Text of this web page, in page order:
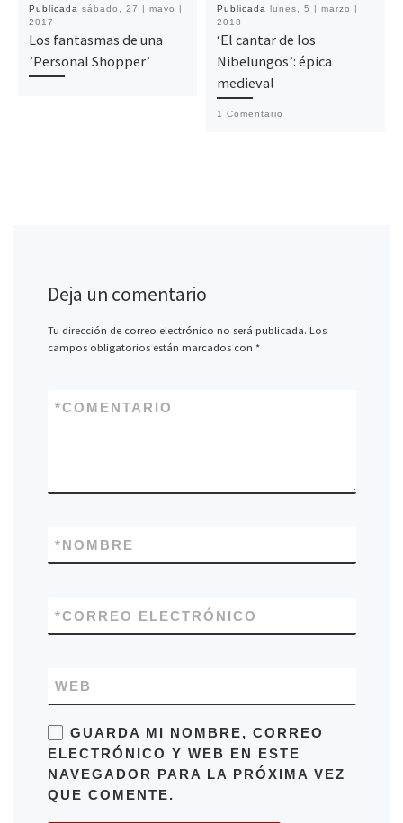
Publicada sábado, 27 | mayo |
2017
Los fantasmas de una
’Personal Shopper’
Publicada lunes, 5 | marzo |
2018
‘El cantar de los
Nibelungos’: épica
medieval
1 Comentario
Deja un comentario
Tu dirección de correo electrónico no será publicada. Los
campos obligatorios están marcados con *
COMENTARIO
*
NOMBRE
*
CORREO ELECTRÓNICO
*
WEB
GUARDA MI NOMBRE, CORREO
ELECTRÓNICO Y WEB EN ESTE
NAVEGADOR PARA LA PRÓXIMA VEZ
QUE COMENTE.